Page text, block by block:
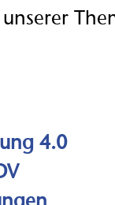
4.0